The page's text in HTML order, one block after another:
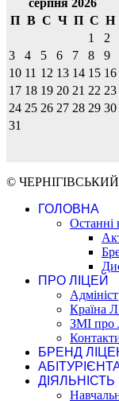
П В С Ч П С Н
1
2
3
4 5 6 7 8
9
10 11 12 13 14 15 16
17 18 19 20 21 22 23
24 25 26 27 28 29 30
31
©
ГОЛОВНА
Останні
ПРО ЛІЦЕЙ
Країна
ЗМІ про
БРЕНД
ДІЯЛЬНІСТЬ